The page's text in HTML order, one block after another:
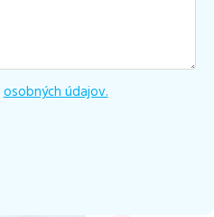
osobných údajov.